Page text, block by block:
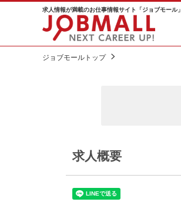
求人情報が満載のお仕事情報サイト「ジョブモール」
ジョブモールトップ
求人概要